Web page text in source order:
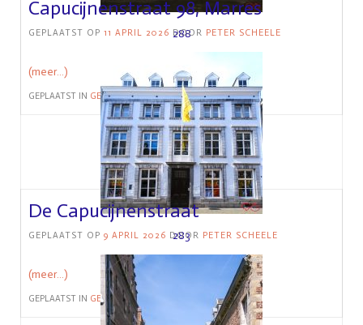
288
(meer…)
GEPLAATST IN GEBOUW
Capucijnenstraat 98, Marres
GEPLAATST OP 11 APRIL 2026 DOOR PETER SCHEELE
283
(meer…)
GEPLAATST IN GEBOUW
De Capucijnenstraat
GEPLAATST OP 9 APRIL 2026 DOOR PETER SCHEELE